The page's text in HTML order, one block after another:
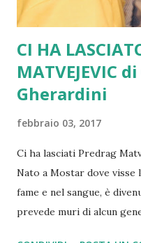
CI HA
MATVEJEVIC
Gherardini
febbraio 03, 2017
Ci ha lasciati Predrag
Nato a Mostar dove visse
fame e nel sangue, è
prevede muri di alcun